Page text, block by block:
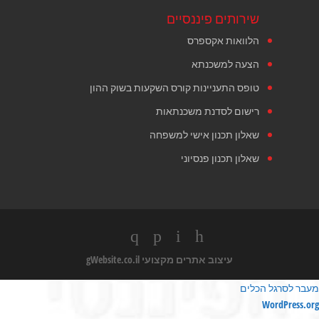
שירותים פיננסיים
הלוואות אקספרס
הצעה למשכנתא
טופס התעניינות קורס השקעות בשוק ההון
רישום לסדנת משכנתאות
שאלון תכנון אישי למשפחה
שאלון תכנון פנסיוני
עיצוב אתרים מקצועי
מעבר לסרגל הכלים
אודות
WordPress.org